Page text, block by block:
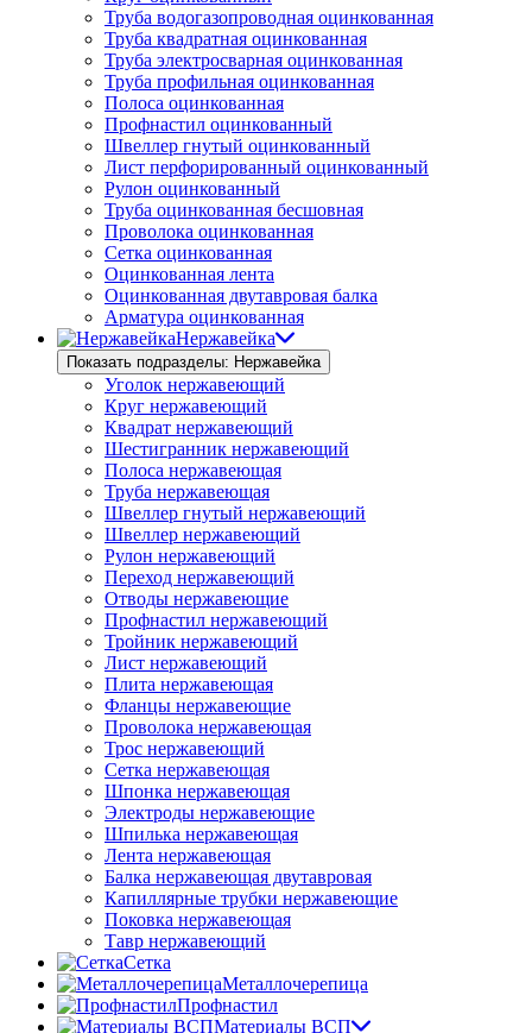
Труба водогазопроводная оцинкованная
Труба квадратная оцинкованная
Труба электросварная оцинкованная
Труба профильная оцинкованная
Полоса оцинкованная
Профнастил оцинкованный
Швеллер гнутый оцинкованный
Лист перфорированный оцинкованный
Рулон оцинкованный
Труба оцинкованная бесшовная
Проволока оцинкованная
Сетка оцинкованная
Оцинкованная лента
Оцинкованная двутавровая балка
Арматура оцинкованная
Нержавейка
Показать подразделы: Нержавейка
Уголок нержавеющий
Круг нержавеющий
Квадрат нержавеющий
Шестигранник нержавеющий
Полоса нержавеющая
Труба нержавеющая
Швеллер гнутый нержавеющий
Швеллер нержавеющий
Рулон нержавеющий
Переход нержавеющий
Отводы нержавеющие
Профнастил нержавеющий
Тройник нержавеющий
Лист нержавеющий
Плита нержавеющая
Фланцы нержавеющие
Проволока нержавеющая
Трос нержавеющий
Сетка нержавеющая
Шпонка нержавеющая
Электроды нержавеющие
Шпилька нержавеющая
Лента нержавеющая
Балка нержавеющая двутавровая
Капиллярные трубки нержавеющие
Поковка нержавеющая
Тавр нержавеющий
Сетка
Металлочерепица
Профнастил
Материалы ВСП